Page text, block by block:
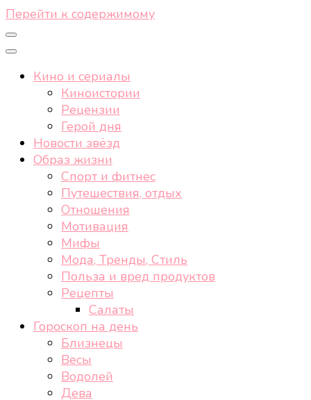
Перейти к содержимому
Кино и сериалы
Киноистории
Рецензии
Герой дня
Новости звёзд
Образ жизни
Спорт и фитнес
Путешествия, отдых
Отношения
Мотивация
Мифы
Мода, Тренды, Стиль
Польза и вред продуктов
Рецепты
Салаты
Гороскоп на день
Близнецы
Весы
Водолей
Дева